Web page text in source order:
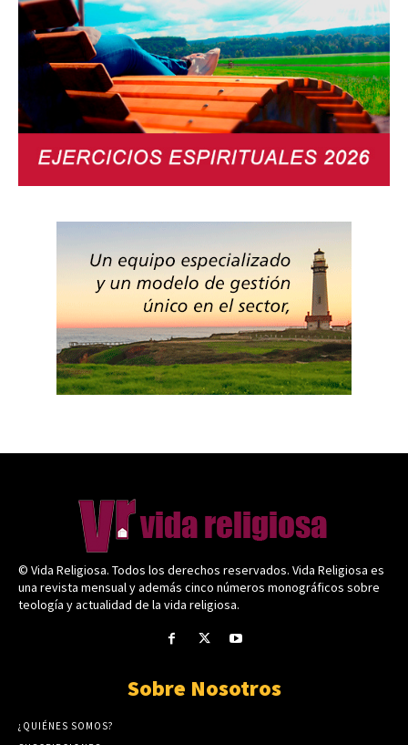
© Vida Religiosa. Todos los derechos reservados. Vida Religiosa es
una revista mensual y además cinco números monográficos sobre
teología y actualidad de la vida religiosa.
Sobre Nosotros
¿QUIÉNES SOMOS?